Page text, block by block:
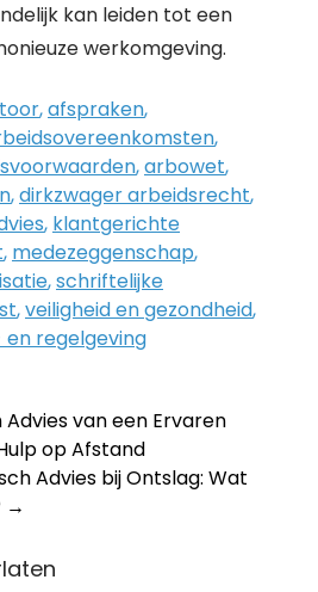
kan leiden tot een
werkomgeving.
,afspraken,
,
,arbowet,
,dirkzwager arbeidsrecht,
, klantgerichte
, medezeggenschap,
,schriftelijke
,veiligheid en gezondheid,
regelgeving
van een Ervaren
op Afstand
Advies bij Ontslag: Wat
→